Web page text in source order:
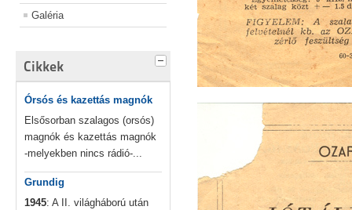
Galéria
Cikkek
Órsós és kazettás magnók
Elsősorban szalagos (orsós)
magnók és kazettás magnók
-melyekben nincs rádió-...
Grundig
1945: A II. világháború után